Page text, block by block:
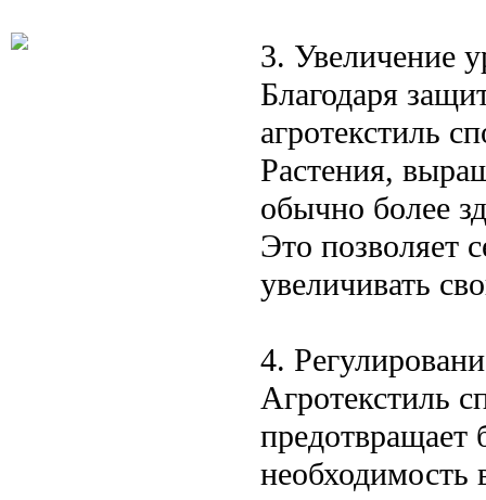
3. Увеличение
Благодаря
агротекстиль
Растения,
обычно более
Это позволяет
увеличивать
4.
Агротекстиль
предотвращает
необходимость